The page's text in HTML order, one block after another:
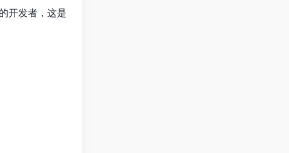
开发者，这是